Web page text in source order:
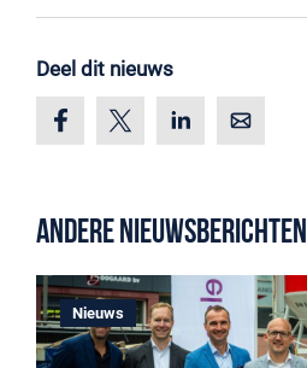
Deel dit nieuws
Andere nieuwsberichten
Nieuws